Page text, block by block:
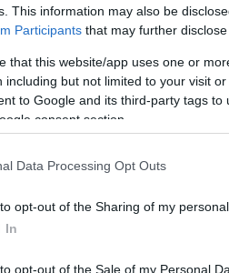
This information may also be
Participants that may further
that this website/app uses one or
including but not limited to your visit
to Google and its third-party tags
consent section.
Data Processing Opt Outs
opt-out of the Sharing of my personal
In
opt-out of the Sale of my Personal
Közben a zöldségeket
szedjük, sós vízben 5 percig
serpenyőben, az olaj felén
a maradék olajat, és a
a tejszínt, megszórjuk a